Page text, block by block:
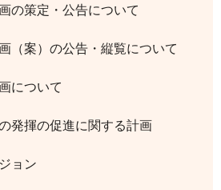
の策定・公告について
（案）の公告・縦覧について
について
発揮の促進に関する計画
ョン